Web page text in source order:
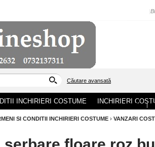
Căutare avansată
ACASA |
INCHIRIERI COSTUME INCHIRIERI
SI CONDITII INCHIRIERI COSTUME › VANZARI